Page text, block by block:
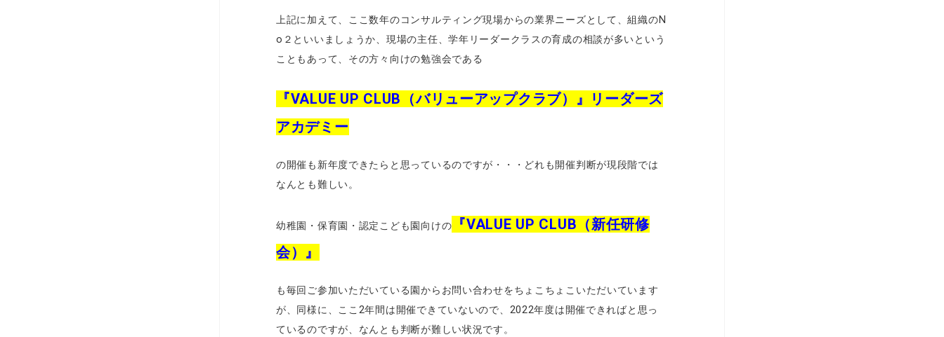
上記に加えて、ここ数年のコンサルティング現場からの業界ニーズとして、組織のN
o２といいましょうか、現場の主任、学年リーダークラスの育成の相談が多いという
こともあって、その方々向けの勉強会である
『VALUE UP CLUB（バリューアップクラブ）』リーダーズ
アカデミー
の開催も新年度できたらと思っているのですが・・・どれも開催判断が現段階では
なんとも難しい。
幼稚園・保育園・認定こども園向けの
『VALUE UP CLUB（新任研修
会）』
も毎回ご参加いただいている園からお問い合わせをちょこちょこいただいています
が、同様に、ここ2年間は開催できていないので、2022年度は開催できればと思っ
ているのですが、なんとも判断が難しい状況です。